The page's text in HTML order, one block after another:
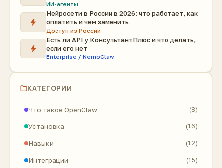
ИИ-агенты
Нейросети в России в 2026: что работает, как
оплатить и чем заменить
Доступ из России
Есть ли API у КонсультантПлюс и что делать,
если его нет
Enterprise / NemoClaw
КАТЕГОРИИ
Что такое OpenClaw (8)
Установка (16)
Навыки (12)
Интеграции (15)